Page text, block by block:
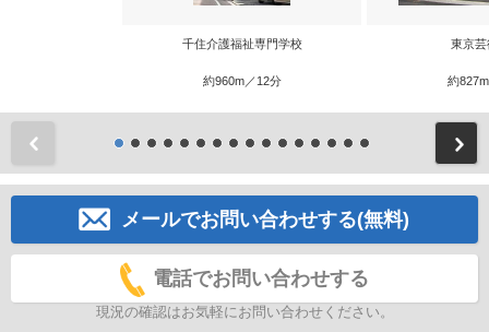
千住介護福祉専門学校
約960m／12分
東京芸
約
メールでお問い合わせする(無料)
電話でお問い合わせする
現況の確認はお気軽にお問い合わせください。